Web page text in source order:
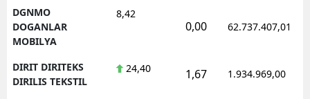
DGNMO
DOGANLAR
MOBILYA
8,42
0,00 62.737.407,01
DIRIT DIRITEKS
DIRILIS TEKSTIL
24,40 1,67 1.934.969,00